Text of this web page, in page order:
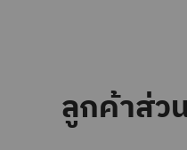
ลูกค้าส่ว